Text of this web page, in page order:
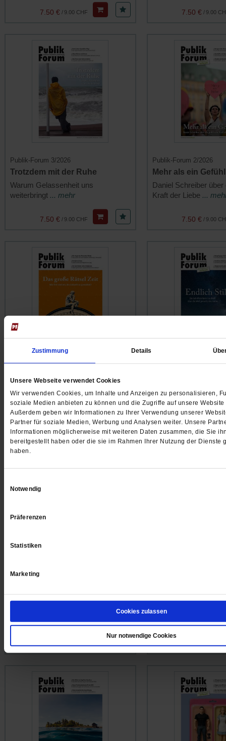
Zustimmung Details
Unsere Webseite verwendet Cookies
Wir verwenden Cookies, um Inhalte und Anzeigen zu personalisieren,
soziale Medien anbieten zu können und die Zugriffe auf unsere
Außerdem geben wir Informationen zu Ihrer Verwendung unserer
Partner für soziale Medien, Werbung und Analysen weiter. Unsere
Informationen möglicherweise mit weiteren Daten zusammen, die Sie
bereitgestellt haben oder die sie im Rahmen Ihrer Nutzung der Dienste
haben.
Notwendig
Präferenzen
Statistiken
Marketing
Cookies zulassen
Nur notwendige Cookies
9.00 CHF
/
7.50 € 9.00
/
7.50 €
Publik-Forum 3/2026
Trotzdem mit der Ruhe
Warum Gelassenheit uns
weiterbringt ... mehr
9.00 CHF
/
7.50 €
Publik-Forum 2/2026
Mehr als ein Gefühl
Daniel Schreiber über
Kraft der Liebe ...
9.00
/
7.50 €
Das große Rätsel Zeit
Wie frei sind wir, die Zukunft zu
gestalten?... mehr
9.00 CHF
/
7.50 €
Die Schriftstellerin Iris
Welt jenseits des
9.00
/
7.00 €
Publik-Forum 23/2025
Wie Leo XIV. das Erbe von
Der Soziologe Armin
die Kulturkämpfe
7.00 €